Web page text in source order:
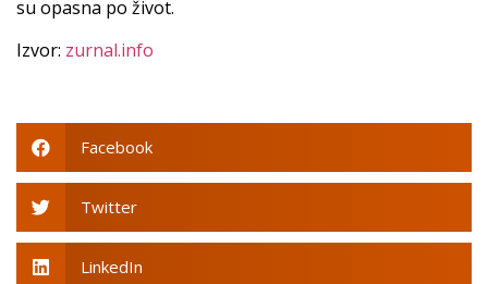
su opasna po život.
Izvor: zurnal.info
Facebook
Twitter
LinkedIn